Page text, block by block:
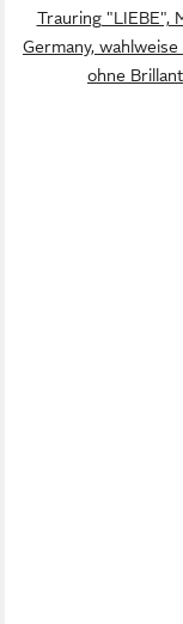
Trauring "LIEBE",
Germany,
ohne Brillant